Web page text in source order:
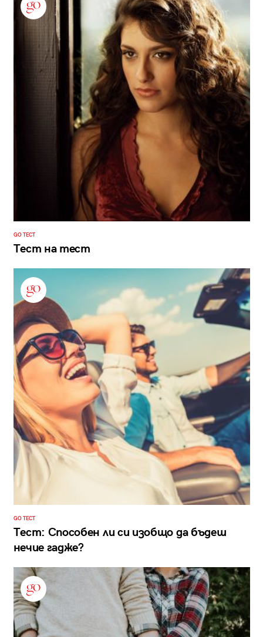
GO ТЕСТ
Тест на тест
GO ТЕСТ
Тест: Способен ли си изобщо да бъдеш
нечие гадже?